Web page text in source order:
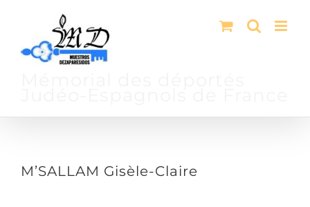
contenu
M’SALLAM Gisèle-Claire